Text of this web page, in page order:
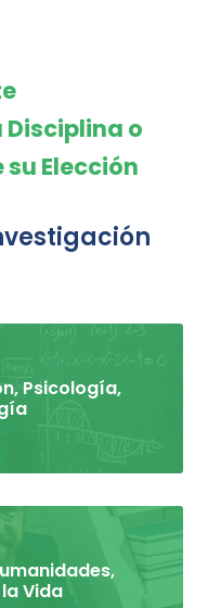
Disciplina o
Elección
Psicología,
Vida